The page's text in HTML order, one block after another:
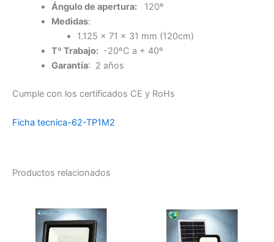
Ángulo de apertura:120º
Medidas:
1.125 x 71 x 31 mm (120cm)
Tº Trabajo:-20ºC a + 40º
Garantía: 2 años
Cumple con los certificados CE y RoHs
Ficha tecnica-62-TP1M2
Productos relacionados